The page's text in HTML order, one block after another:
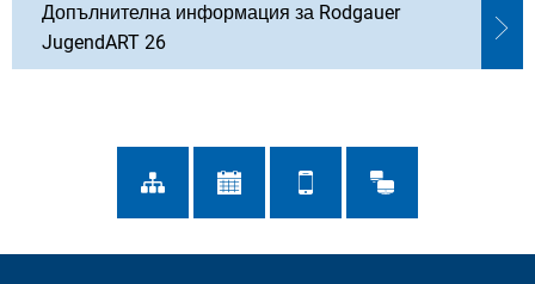
Допълнителна информация за Rodgauer
JugendART 26